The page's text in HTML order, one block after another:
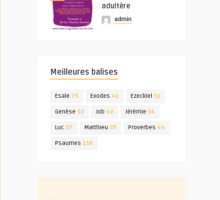
adultère
admin
Meilleures balises
Esaïe 75 Exodes 41 Ezeckiel 51
Genèse 52 Job 42 Jérémie 56
Luc 37 Matthieu 39 Proverbes 44
Psaumes 158